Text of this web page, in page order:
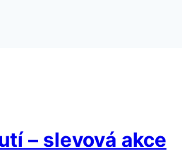
– slevová akce